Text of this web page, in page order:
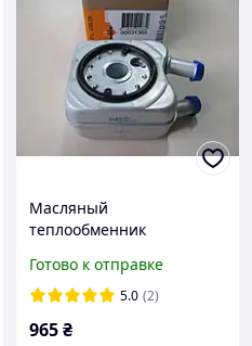
Масляный
теплообменник
| NRF 31305
Готово к отправке
5.0 (2)
965₴